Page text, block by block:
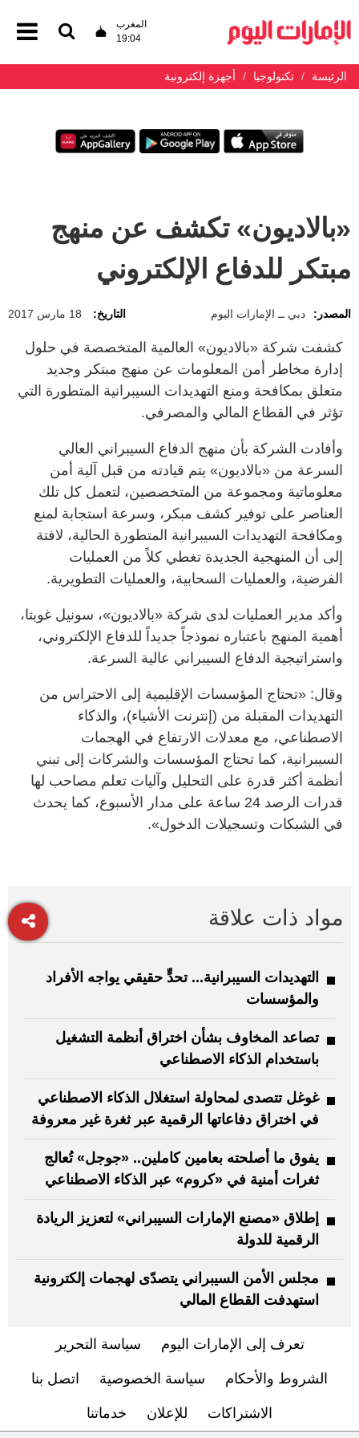
المغرب
19:04
الرئيسة تكنولوجيا أجهزة إلكترونية
«بالاديون» تكشف عن منهج
مبتكر للدفاع الإلكتروني
المصدر: دبي ــ الإمارات اليوم التاريخ: 18 مارس 2017
كشفت شركة «بالاديون» العالمية المتخصصة في حلول
إدارة مخاطر أمن المعلومات عن منهج مبتكر وجديد
متعلق بمكافحة ومنع التهديدات السيبرانية المتطورة التي
تؤثر في القطاع المالي والمصرفي.
وأفادت الشركة بأن منهج الدفاع السيبراني العالي
السرعة من «بالاديون» يتم قيادته من قبل آلية أمن
معلوماتية ومجموعة من المتخصصين، لتعمل كل تلك
العناصر على توفير كشف مبكر، وسرعة استجابة لمنع
ومكافحة التهديدات السيبرانية المتطورة الحالية، لافتة
إلى أن المنهجية الجديدة تغطي كلاً من العمليات
الفرضية، والعمليات السحابية، والعمليات التطويرية.
وأكد مدير العمليات لدى شركة «بالاديون»، سونيل غوبتا،
أهمية المنهج باعتباره نموذجاً جديداً للدفاع الإلكتروني،
واستراتيجية الدفاع السيبراني عالية السرعة.
وقال: «تحتاج المؤسسات الإقليمية إلى الاحتراس من
التهديدات المقبلة من (إنترنت الأشياء)، والذكاء
الاصطناعي، مع معدلات الارتفاع في الهجمات
السيبرانية، كما تحتاج المؤسسات والشركات إلى تبني
أنظمة أكثر قدرة على التحليل وآليات تعلم مصاحب لها
قدرات الرصد 24 ساعة على مدار الأسبوع، كما يحدث
في الشبكات وتسجيلات الدخول».
مواد ذات علاقة
التهديدات السيبرانية... تحدٍّ حقيقي يواجه الأفراد
والمؤسسات
تصاعد المخاوف بشأن اختراق أنظمة التشغيل
باستخدام الذكاء الاصطناعي
غوغل تتصدى لمحاولة استغلال الذكاء الاصطناعي
في اختراق دفاعاتها الرقمية عبر ثغرة غير معروفة
يفوق ما أصلحته بعامين كاملين.. «جوجل» تُعالج
ثغرات أمنية في «كروم» عبر الذكاء الاصطناعي
إطلاق «مصنع الإمارات السيبراني» لتعزيز الريادة
الرقمية للدولة
مجلس الأمن السيبراني يتصدّى لهجمات إلكترونية
استهدفت القطاع المالي
تعرف إلى الإمارات اليوم سياسة التحرير
الشروط والأحكام سياسة الخصوصية اتصل بنا
الاشتراكات للإعلان خدماتنا